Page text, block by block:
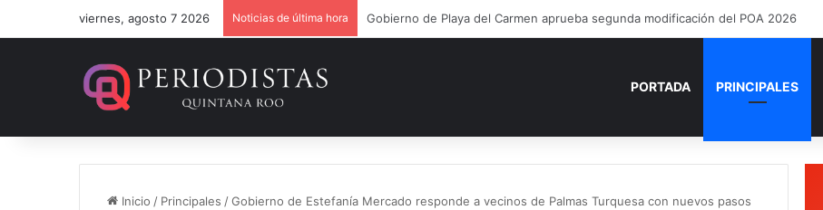
viernes, agosto 7 2026 Noticias de última hora
PORTADA PRINCIPALES
Inicio / Principales /Gobierno de Estefanía Mercado responde a vecinos de Palmas Turquesa con nuevos pasos